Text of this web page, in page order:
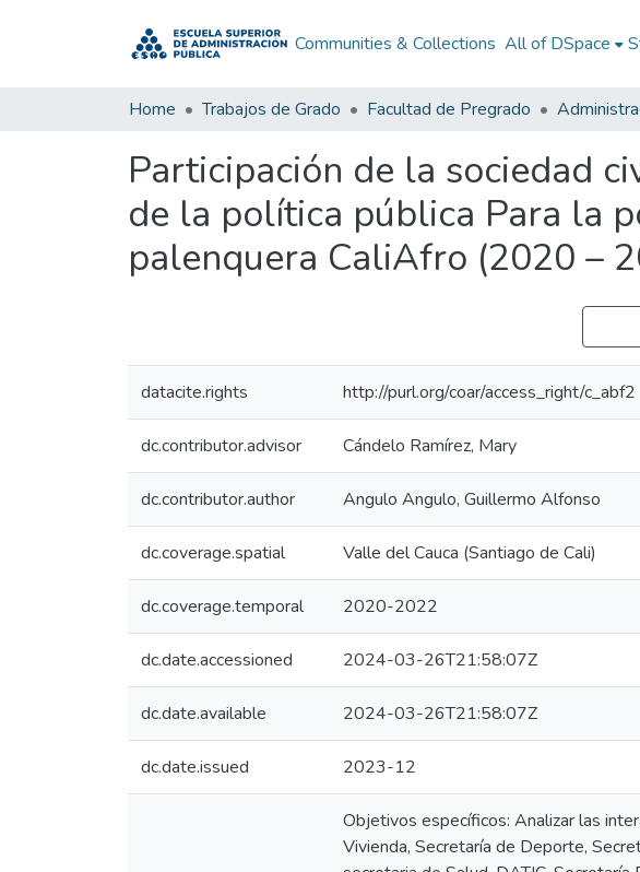
Communities & Collections All of DSpace
Home Trabajos de Grado Facultad de Pregrado
Participación de la sociedad
de la política pública Para la
palenquera CaliAfro (2020 –
datacite.rights http://purl.org/coar/access_right/c_abf2
dc.contributor.advisor Cándelo Ramírez, Mary
dc.contributor.author Angulo Angulo, Guillermo Alfonso
dc.coverage.spatial Valle del Cauca (Santiago de Cali)
dc.coverage.temporal 2020-2022
dc.date.accessioned 2024-03-26T21:58:07Z
dc.date.available 2024-03-26T21:58:07Z
dc.date.issued 2023-12
Objetivos específicos: Analizar las
Vivienda, Secretaría de Deporte,